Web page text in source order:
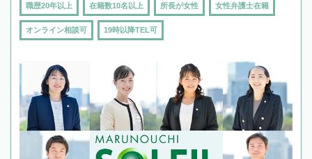
職歴20年以上 在籍数10名以上 所長が女性 女性弁護士在籍
オンライン相談可 19時以降TEL可